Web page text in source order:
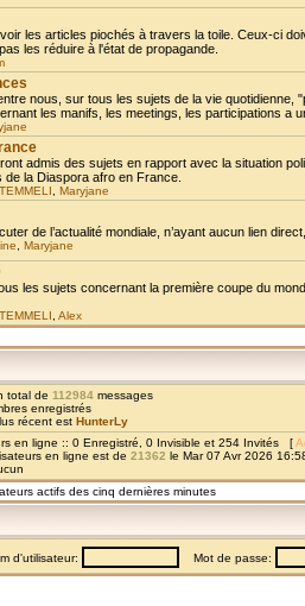
les articles piochés à travers la toile. Ceux-ci
les réduire à l'état de propagande.
nous, sur tous les sujets de la vie
les manifs, les meetings, les participations a
admis des sujets en rapport avec la situation
la Diaspora afro en France.
Maryjane
de l’actualité mondiale, n’ayant aucun lien
Maryjane
les sujets concernant la première coupe du
Alex
total de 112984 messages
enregistrés
récent est HunterLy
en ligne :: 0 Enregistré, 0 Invisible et 254 Invités [
en ligne est de 21362 le Mar 07 Avr 2026
actifs des cinq dernières minutes
d'utilisateur: Mot de passe: